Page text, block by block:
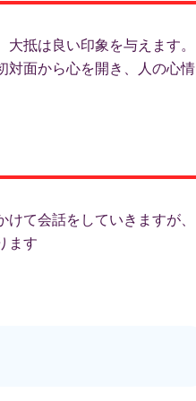
抵は良い印象を与えます。
対面から心を開き、人の心情
て会話をしていきますが、
ます